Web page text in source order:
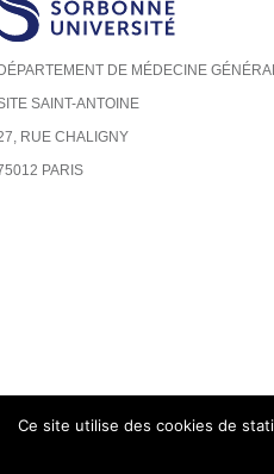
DÉPARTEMENT DE MÉDECINE
SAINT-ANTOINE
RUE CHALIGNY
PARIS
Ce site utilise des cookies de